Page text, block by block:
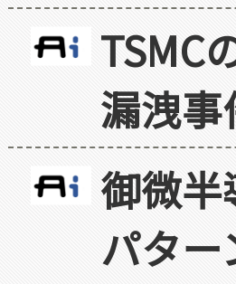
TSMC
漏洩
御微
パタ